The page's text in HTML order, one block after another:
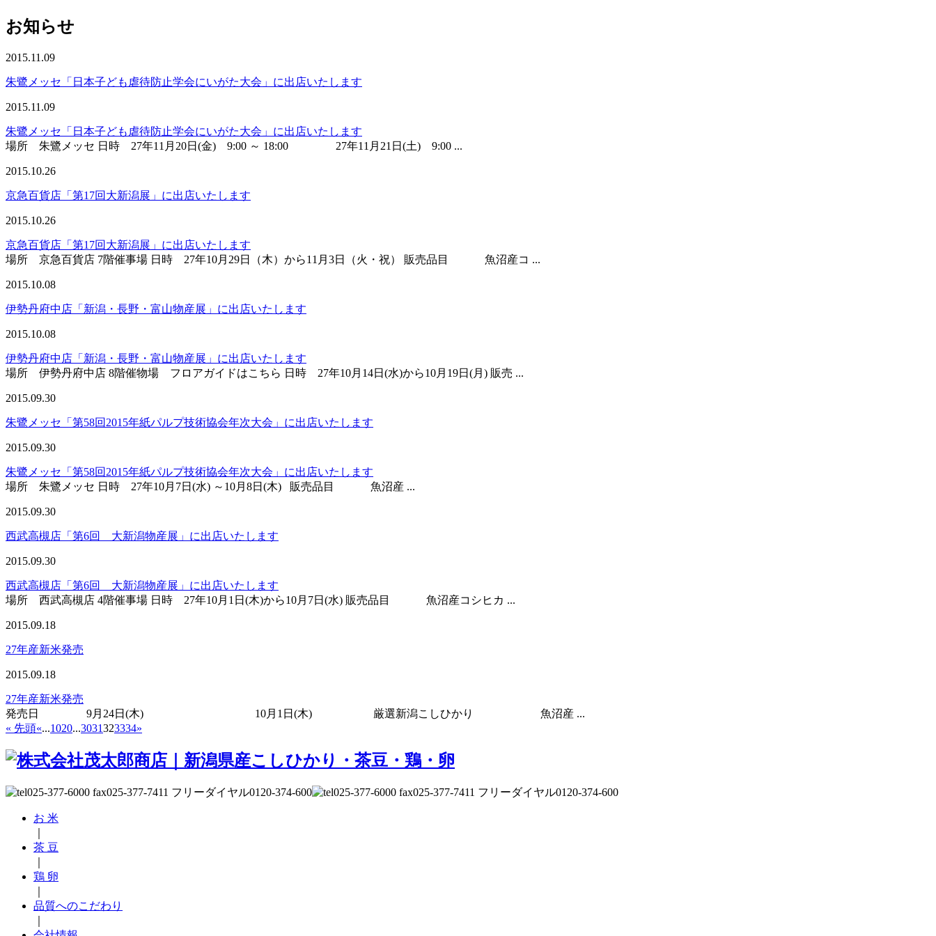
お知らせ
2015.11.09
朱鷺メッセ「日本子ども虐待防止学会にいがた大会」に出店いたします
2015.11.09
朱鷺メッセ「日本子ども虐待防止学会にいがた大会」に出店いたします
場所 朱鷺メッセ 日時 27年11月20日(金) 9:00 ～ 18:00 27年11月21日(土) 9:00 ...
2015.10.26
京急百貨店「第17回大新潟展」に出店いたします
2015.10.26
京急百貨店「第17回大新潟展」に出店いたします
場所 京急百貨店 7階催事場 日時 27年10月29日（木）から11月3日（火・祝） 販売品目 魚沼産コ ...
2015.10.08
伊勢丹府中店「新潟・長野・富山物産展」に出店いたします
2015.10.08
伊勢丹府中店「新潟・長野・富山物産展」に出店いたします
場所 伊勢丹府中店 8階催物場 フロアガイドはこちら 日時 27年10月14日(水)から10月19日(月) 販売 ...
2015.09.30
朱鷺メッセ「第58回2015年紙パルプ技術協会年次大会」に出店いたします
2015.09.30
朱鷺メッセ「第58回2015年紙パルプ技術協会年次大会」に出店いたします
場所 朱鷺メッセ 日時 27年10月7日(水) ～10月8日(木) 販売品目 魚沼産 ...
2015.09.30
西武高槻店「第6回 大新潟物産展」に出店いたします
2015.09.30
西武高槻店「第6回 大新潟物産展」に出店いたします
場所 西武高槻店 4階催事場 日時 27年10月1日(木)から10月7日(水) 販売品目 魚沼産コシヒカ ...
2015.09.18
27年産新米発売
2015.09.18
27年産新米発売
発売日 9月24日(木) 10月1日(木) 厳選新潟こしひかり 魚沼産 ...
« 先頭«...1020...3031323334»
お 米
茶 豆
鶏 卵
品質へのこだわり